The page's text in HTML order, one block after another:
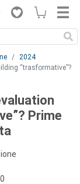
2024
“trasformative”?
Prime